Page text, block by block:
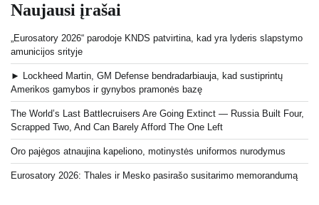
Naujausi įrašai
„Eurosatory 2026“ parodoje KNDS patvirtina, kad yra lyderis slapstymo
amunicijos srityje
► Lockheed Martin, GM Defense bendradarbiauja, kad sustiprintų
Amerikos gamybos ir gynybos pramonės bazę
The World’s Last Battlecruisers Are Going Extinct — Russia Built Four,
Scrapped Two, And Can Barely Afford The One Left
Oro pajėgos atnaujina kapeliono, motinystės uniformos nurodymus
Eurosatory 2026: Thales ir Mesko pasirašo susitarimo memorandumą